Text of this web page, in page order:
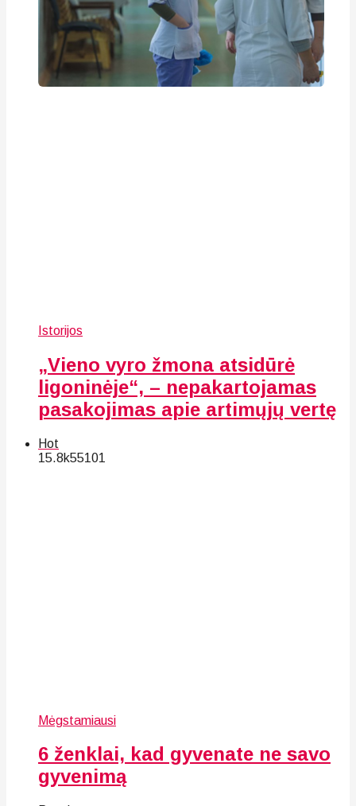
Istorijos
„Vieno vyro žmona atsidūrė
ligoninėje“, – nepakartojamas
pasakojimas apie artimųjų vertę
Hot
15.8k55101
Mėgstamiausi
6 ženklai, kad gyvenate ne savo
gyvenimą